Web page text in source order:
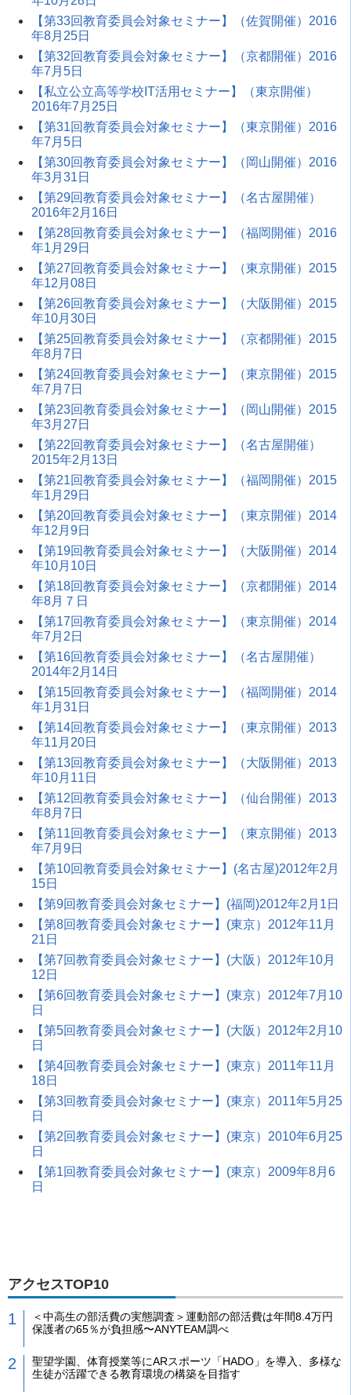
【第33回教育委員会対象セミナー】（佐賀開催）2016
年8月25日
【第32回教育委員会対象セミナー】（京都開催）2016
年7月5日
【私立公立高等学校IT活用セミナー】（東京開催）
2016年7月25日
【第31回教育委員会対象セミナー】（東京開催）2016
年7月5日
【第30回教育委員会対象セミナー】（岡山開催）2016
年3月31日
【第29回教育委員会対象セミナー】（名古屋開催）
2016年2月16日
【第28回教育委員会対象セミナー】（福岡開催）2016
年1月29日
【第27回教育委員会対象セミナー】（東京開催）2015
年12月08日
【第26回教育委員会対象セミナー】（大阪開催）2015
年10月30日
【第25回教育委員会対象セミナー】（京都開催）2015
年8月7日
【第24回教育委員会対象セミナー】（東京開催）2015
年7月7日
【第23回教育委員会対象セミナー】（岡山開催）2015
年3月27日
【第22回教育委員会対象セミナー】（名古屋開催）
2015年2月13日
【第21回教育委員会対象セミナー】（福岡開催）2015
年1月29日
【第20回教育委員会対象セミナー】（東京開催）2014
年12月9日
【第19回教育委員会対象セミナー】（大阪開催）2014
年10月10日
【第18回教育委員会対象セミナー】（京都開催）2014
年8月７日
【第17回教育委員会対象セミナー】（東京開催）2014
年7月2日
【第16回教育委員会対象セミナー】（名古屋開催）
2014年2月14日
【第15回教育委員会対象セミナー】（福岡開催）2014
年1月31日
【第14回教育委員会対象セミナー】（東京開催）2013
年11月20日
【第13回教育委員会対象セミナー】（大阪開催）2013
年10月11日
【第12回教育委員会対象セミナー】（仙台開催）2013
年8月7日
【第11回教育委員会対象セミナー】（東京開催）2013
年7月9日
【第10回教育委員会対象セミナー】(名古屋)2012年2月
15日
【第9回教育委員会対象セミナー】(福岡)2012年2月1日
【第8回教育委員会対象セミナー】(東京）2012年11月
21日
【第7回教育委員会対象セミナー】(大阪）2012年10月
12日
【第6回教育委員会対象セミナー】(東京）2012年7月10
日
【第5回教育委員会対象セミナー】(大阪）2012年2月10
日
【第4回教育委員会対象セミナー】(東京）2011年11月
18日
【第3回教育委員会対象セミナー】(東京）2011年5月25
日
【第2回教育委員会対象セミナー】(東京）2010年6月25
日
【第1回教育委員会対象セミナー】(東京）2009年8月6
日
アクセスTOP10
＜中高生の部活費の実態調査＞運動部の部活費は年間8.4万円
保護者の65％が負担感〜ANYTEAM調べ
聖望学園、体育授業等にARスポーツ「HADO」を導入、多様な
生徒が活躍できる教育環境の構築を目指す